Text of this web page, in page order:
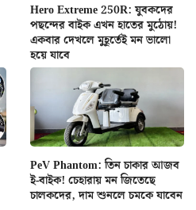
Hero Extreme 250R: যুবকদের
পছন্দের বাইক এখন হাতের মুঠোয়!
একবার দেখলে মুহূর্তেই মন ভালো
হয়ে যাবে
PeV Phantom: তিন চাকার আজব
ই-বাইক! চেহারায় মন জিতেছে
চালকদের, দাম শুনলে চমকে যাবেন